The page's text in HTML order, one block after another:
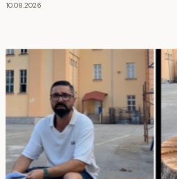
10.08.2026